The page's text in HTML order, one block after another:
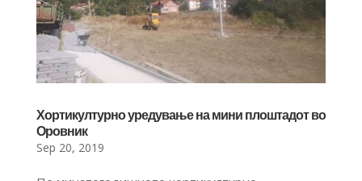
Хортикултурно уредување на мини плоштадот во
Оровник
Sep 20, 2019